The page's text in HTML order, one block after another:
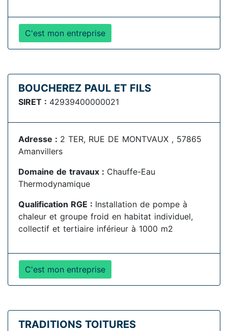
C'est mon entreprise
BOUCHEREZ PAUL ET FILS
SIRET : 42939400000021
Adresse : 2 TER, RUE DE MONTVAUX , 57865
Amanvillers
Domaine de travaux : Chauffe-Eau
Thermodynamique
Qualification RGE : Installation de pompe à
chaleur et groupe froid en habitat individuel,
collectif et tertiaire inférieur à 1000 m2
C'est mon entreprise
TRADITIONS TOITURES